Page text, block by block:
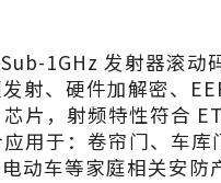
1GHz 发射器滚动
射、硬件加解密、
芯片，射频特性符合
应用于：卷帘门、车库
动车等家庭相关安防